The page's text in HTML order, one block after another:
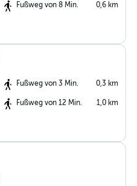
Fußweg von 8 Min. 0,6 km
Fußweg von 3 Min. 0,3 km
Fußweg von 12 Min. 1,0 km